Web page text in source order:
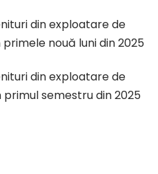
din exploatare de
nouă luni din 2025
din exploatare de
primul semestru din 2025